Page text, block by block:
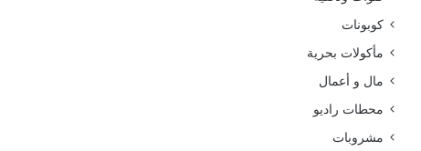
كوبونات
مأكولات بحرية
مال و أعمال
محطات راديو
مشروبات